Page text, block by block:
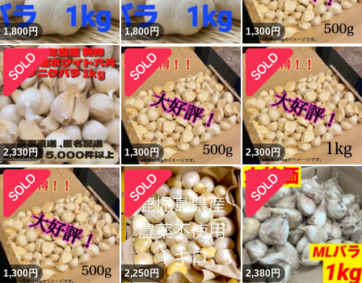
1,800円 1,800円 1,300円
2,330円 1,300円 2,300円
1,300円 2,250円 2,380円